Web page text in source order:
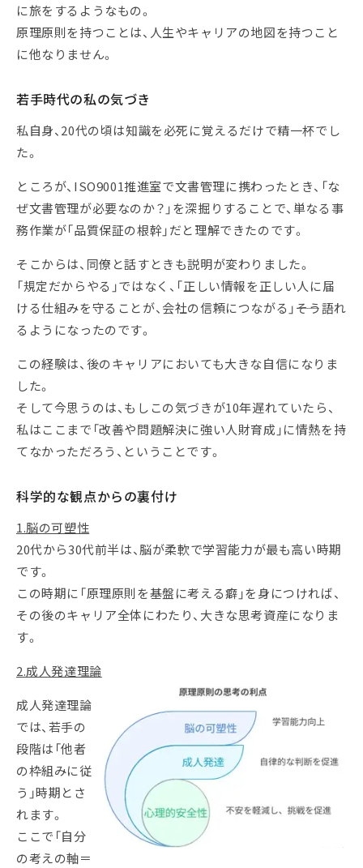
に旅をするようなもの。
原理原則を持つことは、人生やキャリアの地図を持つこと
に他なりません。
若手時代の私の気づき
私自身、20代の頃は知識を必死に覚えるだけで精一杯でし
た。
ところが、ISO9001推進室で文書管理に携わったとき、「な
ぜ文書管理が必要なのか？」を深掘りすることで、単なる事
務作業が「品質保証の根幹」だと理解できたのです。
そこからは、同僚と話すときも説明が変わりました。
「規定だからやる」ではなく、「正しい情報を正しい人に届
ける仕組みを守ることが、会社の信頼につながる」――そう語れ
るようになったのです。
この経験は、後のキャリアにおいても大きな自信になりま
した。
そして今思うのは、もしこの気づきが10年遅れていたら、
私はここまで「改善や問題解決に強い人財育成」に情熱を持
てなかっただろう、ということです。
科学的な観点からの裏付け
1.脳の可塑性
20代から30代前半は、脳が柔軟で学習能力が最も高い時期
です。
この時期に「原理原則を基盤に考える癖」を身につければ、
その後のキャリア全体にわたり、大きな思考資産になりま
す。
2.成人発達理論
成人発達理論
では、若手の
段階は「他者
の枠組みに従
う」時期とさ
れます。
ここで「自分
の考えの軸＝